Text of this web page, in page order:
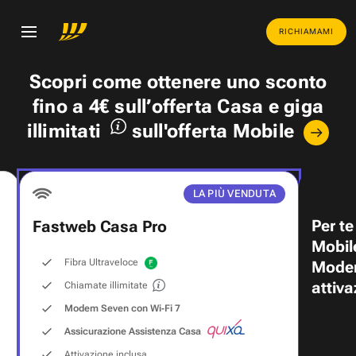
RICHIAMAMI
Scopri come ottenere uno sconto
fino a 4€ sull’offerta Casa egiga
illimitati
sull'offerta Mobile
LA PIÙ VENDUTA
Fastweb Casa Pro
Fibra Ultraveloce
Chiamate illimitate
Modem Seven con Wi‑Fi 7
Assicurazione Assistenza Casa
Per